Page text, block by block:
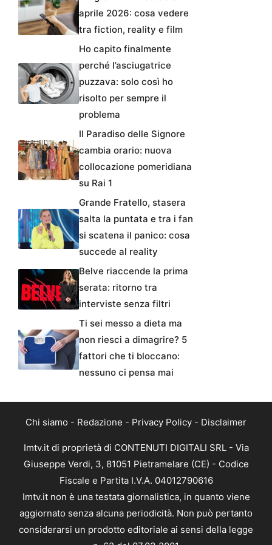
aprile 2026: cosa vedere
tra fiction, reality e film
Ho capito finalmente
perché l’asciugatrice
puzzava: solo così ho
risolto per sempre il
problema
Il Paradiso delle Signore
cambia orario: nuova
collocazione pomeridiana
su Rai 1
Grande Fratello, stasera
salta la puntata e tra i fan
si scatena il panico: cosa
succede al reality
Belve riaccende la prima
serata: ritorno tra
interviste senza filtri
Ti sei messo a dieta ma
non riesci a dimagrire? 5
fattori che ti bloccano:
nessuno ci pensa mai
Chi siamo - Redazione - Privacy Policy - Disclaimer
Imtv.it di proprietà di CONTENUTI DIGITALI SRL - Via
Giuseppe Verdi, 3, 81051 Pietramelare (CE) - Codice
Fiscale e Partita I.V.A. 04012790616
Imtv.it non è una testata giornalistica, in quanto viene
aggiornato senza alcuna periodicità. Non può pertanto
considerarsi un prodotto editoriale ai sensi della legge